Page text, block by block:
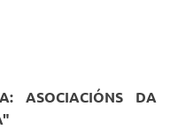
ASOCIACIÓNS DA